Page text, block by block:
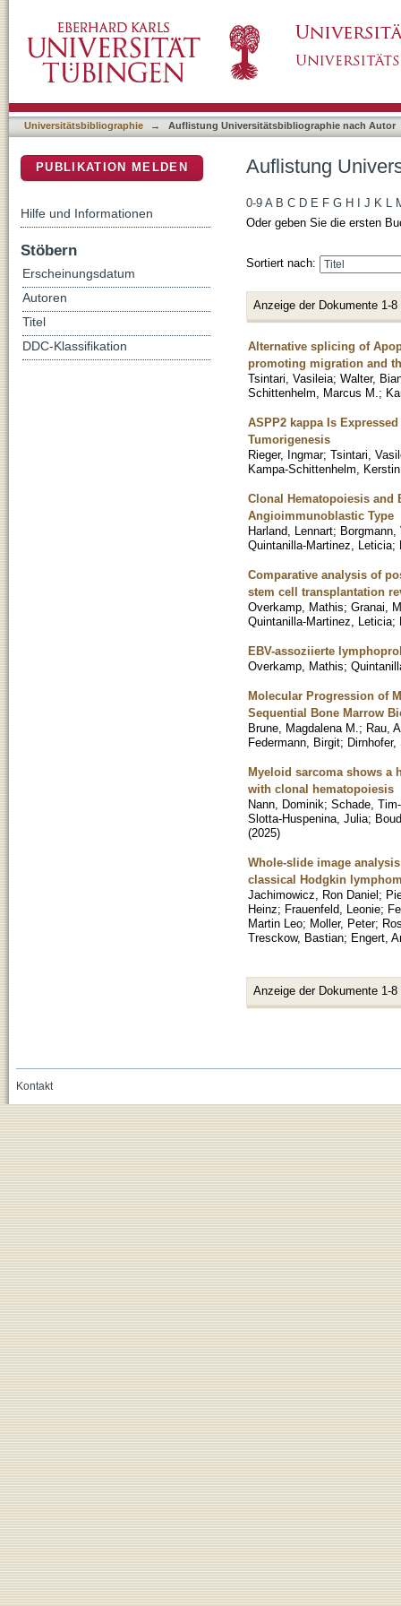
Universitätsbibliographie → Auflistung Universitätsbibliographie nach Autor
Auflistung
0-9 A B C D E F G H J K L
Oder geben Sie die ersten
Sortiert nach:
Anzeige der Dokumente 1-8
Alternative splicing of
promoting migration and
Tsintari, Vasileia; Walter,
Schittenhelm, Marcus M. ;
ASPP2 kappa Is
Tumorigenesis
Rieger, Ingmar; Tsintari,
Kampa-Schittenhelm,
Clonal Hematopoiesis and
Angioimmunoblastic Type
Harland, Lennart; Borgmann,
Quintanilla-Martinez, Leticia;
Comparative analysis of
stem cell transplantation
Overkamp, Mathis; Granai,
Quintanilla-Martinez, Leticia;
EBV-assoziierte
Overkamp, Mathis;
Molecular Progression of
Sequential Bone Marrow
Brune, Magdalena M. ; Rau,
Federmann, Birgit; Dirnhofer,
Myeloid sarcoma shows a
with clonal hematopoiesis
Nann, Dominik; Schade,
Slotta-Huspenina, Julia;
(2025)
Whole-slide image
classical Hodgkin
Jachimowicz, Ron Daniel;
Heinz; Frauenfeld, Leonie;
Martin Leo; Moller, Peter;
Tresckow, Bastian; Engert,
Anzeige der Dokumente 1-8
PUBLIKATION MELDEN
Hilfe und Informationen
Stöbern
Erscheinungsdatum
Autoren
Titel
DDC-Klassifikation
Kontakt